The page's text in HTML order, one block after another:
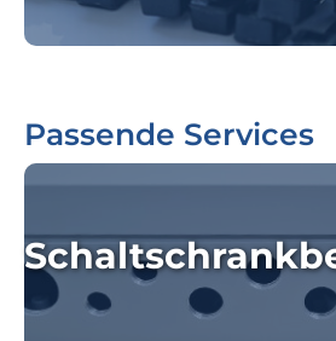
Passende Services